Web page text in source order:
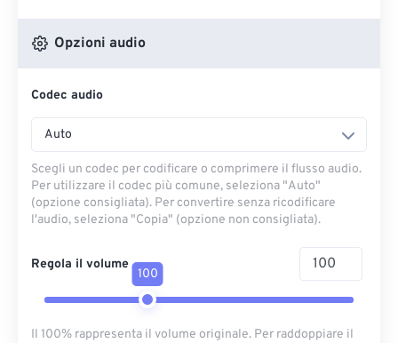
Opzioni audio
Codec audio
Auto
Scegli un codec per codificare o comprimere il flusso audio.
Per utilizzare il codec più comune, seleziona "Auto"
(opzione consigliata). Per convertire senza ricodificare
l'audio, seleziona "Copia" (opzione non consigliata).
Regola il volume
100
Il 100% rappresenta il volume originale. Per raddoppiare il